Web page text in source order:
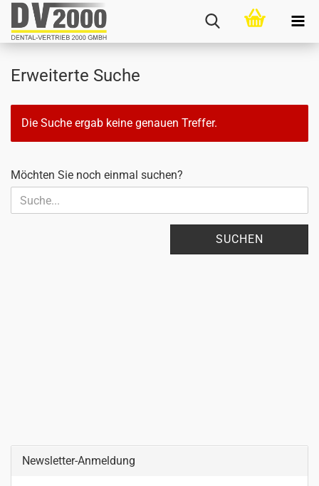
Erweiterte Suche
Die Suche ergab keine genauen Treffer.
MÖCHTEN
SIE
NOCH
Möchten Sie noch einmal suchen?
SUCHEN
Newsletter-Anmeldung